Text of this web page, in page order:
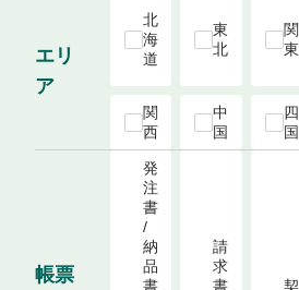
エリ
ア
北
海
道
東
北
関
東
関
西
中
国
四
国
帳票
発
注
書
/
納
品
書
請
求
書
契